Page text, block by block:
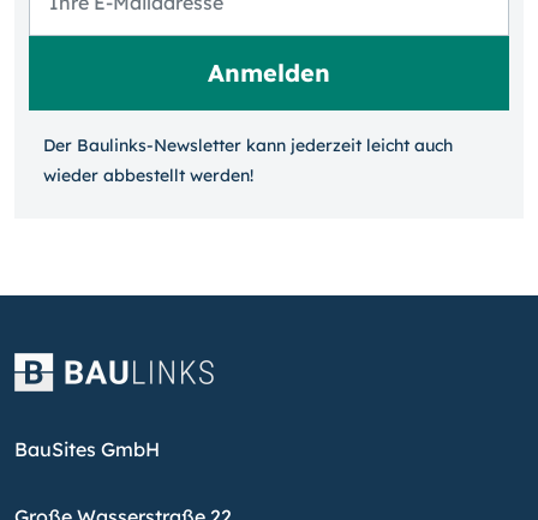
Der Baulinks-Newsletter kann jeder­zeit leicht auch
wieder ab­bestellt werden!
BauSites GmbH